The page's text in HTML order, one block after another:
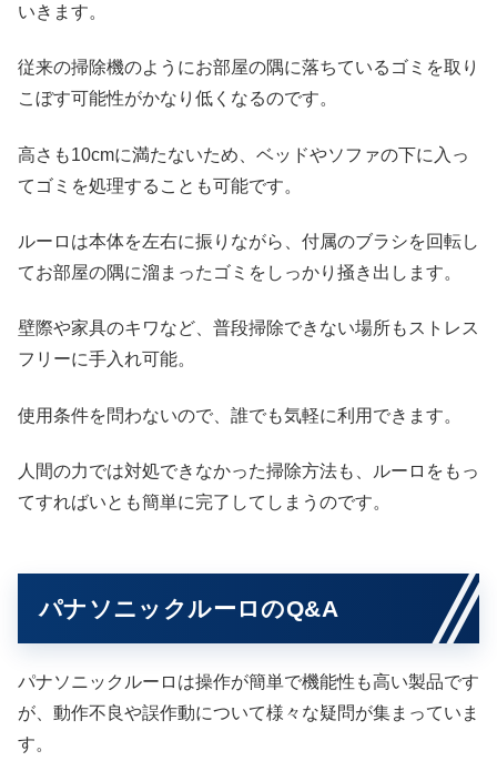
いきます。
従来の掃除機のようにお部屋の隅に落ちているゴミを取り
こぼす可能性がかなり低くなるのです。
高さも10cmに満たないため、ベッドやソファの下に入っ
てゴミを処理することも可能です。
ルーロは本体を左右に振りながら、付属のブラシを回転し
てお部屋の隅に溜まったゴミをしっかり掻き出します。
壁際や家具のキワなど、普段掃除できない場所もストレス
フリーに手入れ可能。
使用条件を問わないので、誰でも気軽に利用できます。
人間の力では対処できなかった掃除方法も、ルーロをもっ
てすればいとも簡単に完了してしまうのです。
パナソニックルーロのQ&A
パナソニックルーロは操作が簡単で機能性も高い製品です
が、動作不良や誤作動について様々な疑問が集まっていま
す。